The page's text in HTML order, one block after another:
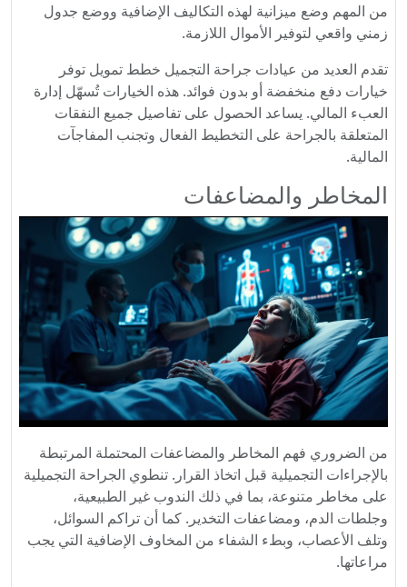
من المهم وضع ميزانية لهذه التكاليف الإضافية ووضع جدول
زمني واقعي لتوفير الأموال اللازمة.
تقدم العديد من عيادات جراحة التجميل خطط تمويل توفر
خيارات دفع منخفضة أو بدون فوائد. هذه الخيارات تُسهّل إدارة
العبء المالي. يساعد الحصول على تفاصيل جميع النفقات
المتعلقة بالجراحة على التخطيط الفعال وتجنب المفاجآت
المالية.
المخاطر والمضاعفات
من الضروري فهم المخاطر والمضاعفات المحتملة المرتبطة
بالإجراءات التجميلية قبل اتخاذ القرار. تنطوي الجراحة التجميلية
على مخاطر متنوعة، بما في ذلك الندوب غير الطبيعية،
وجلطات الدم، ومضاعفات التخدير. كما أن تراكم السوائل،
وتلف الأعصاب، وبطء الشفاء من المخاوف الإضافية التي يجب
مراعاتها.